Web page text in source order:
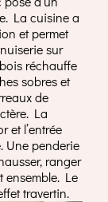
La cuisine a
et permet
sur
réchauffe
sobres et
de
La
et l’entrée
Une penderie
ranger
ensemble. Le
travertin.